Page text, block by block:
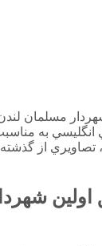
مسلمان
انگليسي به
تصاويري از
اولین